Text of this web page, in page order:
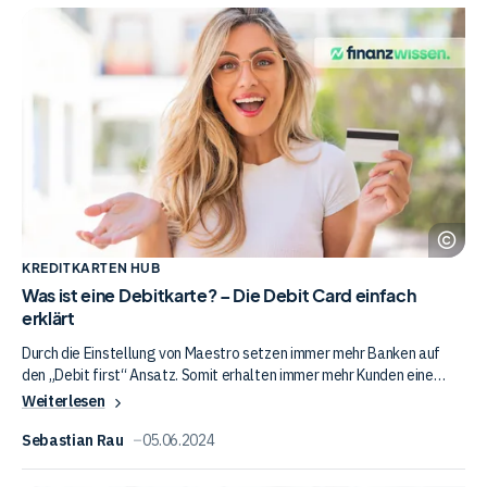
standardisiert. Diese Norm definiert Identitätsdokumente und sorgt
dafür, dass eine Kreditkarte im sogenannten Scheckkartenformat
ausgestellt wird.
Debitkarte?
KREDITKARTEN HUB
Was ist eine Debitkarte? – Die Debit Card einfach
erklärt
Durch die Einstellung von Maestro setzen immer mehr Banken auf
den „Debit first“ Ansatz. Somit erhalten immer mehr Kunden eine
kostenlose Debitkarte zum Girokonto. Doch was ist eigentlich eine
zeigen dir, was eine Debitkarte ist, wie sie funktioniert und welche
Weiterlesen
Sebastian Rau
05.06.2024